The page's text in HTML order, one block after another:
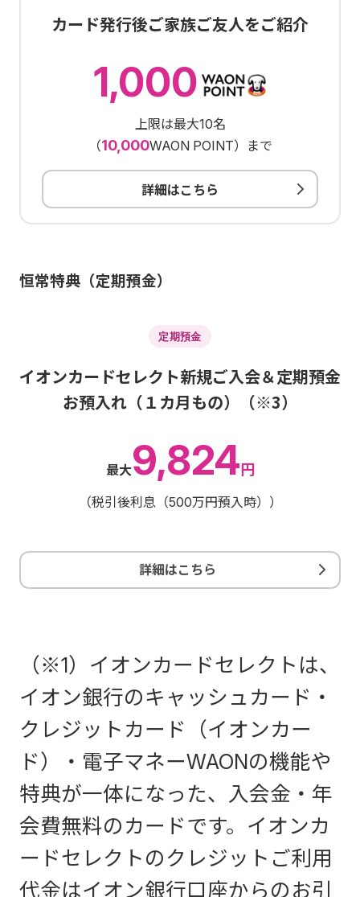
カード発行後ご家族ご友人をご紹介
1,000
上限は最大10名
（10,000WAON POINT）まで
詳細はこちら
恒常特典（定期預金）
定期預金
イオンカードセレクト新規ご入会＆定期預金
お預入れ（１カ月もの）（※3）
最大9,824 円
（税引後利息（500万円預入時））
詳細はこちら
（※1）イオンカードセレクトは、
イオン銀行のキャッシュカード・
クレジットカード（イオンカー
ド）・電子マネーWAONの機能や
特典が一体になった、入会金・年
会費無料のカードです。イオンカ
ードセレクトのクレジットご利用
代金はイオン銀行口座からのお引